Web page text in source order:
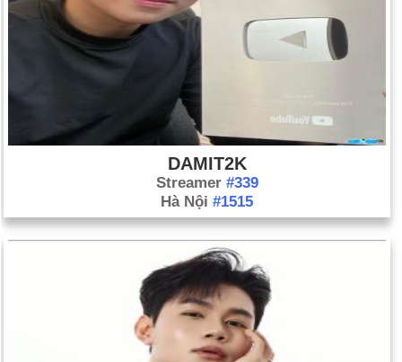
DAMIT2K
Streamer #339
Hà Nội #1515